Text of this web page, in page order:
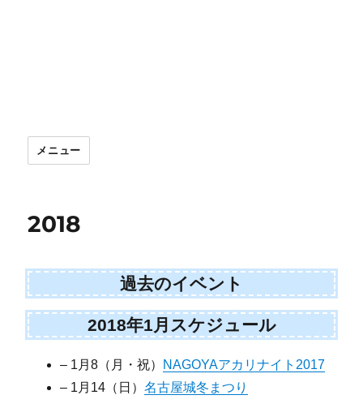
メニュー
2018
過去のイベント
2018年1月スケジュール
– 1月8（月・祝） NAGOYAアカリナイト2017
– 1月14（日）名古屋城冬まつり